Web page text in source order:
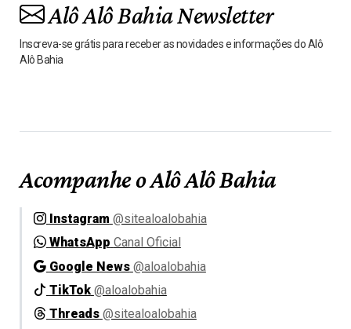
Alô Alô Bahia Newsletter
Inscreva-se grátis para receber as novidades e informações do Alô
Alô Bahia
Acompanhe o Alô Alô Bahia
Instagram @sitealoalobahia
WhatsApp Canal Oficial
Google News @aloalobahia
TikTok @aloalobahia
Threads @sitealoalobahia